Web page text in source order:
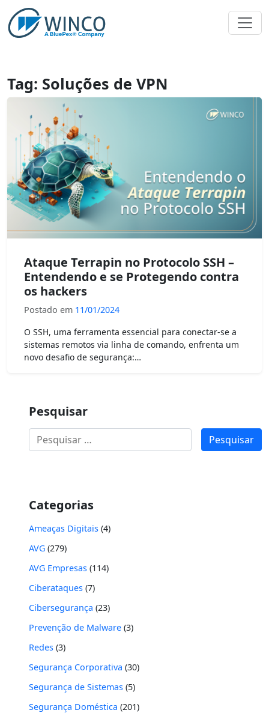
Pular
para
Tag: Soluções de VPN
Ataque Terrapin no Protocolo SSH –
Entendendo e se Protegendo contra
os hackers
Postado em 11/01/2024
O SSH, uma ferramenta essencial para conectar-se a
sistemas remotos via linha de comando, enfrenta um
novo desafio de segurança:…
Pesquisar
Pesquisar
por:
Categorias
Ameaças Digitais (4)
AVG (279)
AVG Empresas (114)
Ciberataques (7)
Cibersegurança (23)
Prevenção de Malware (3)
Redes (3)
Segurança Corporativa (30)
Segurança de Sistemas (5)
Segurança Doméstica (201)